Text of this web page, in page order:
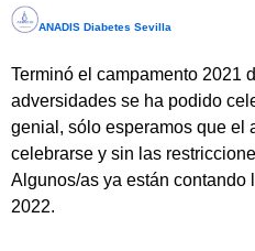
ANADIS Diabetes Sevilla
Terminó el campamento 2021
adversidades se ha podido
genial, sólo esperamos que el
celebrarse y sin las
Algunos/as ya están contando
2022.